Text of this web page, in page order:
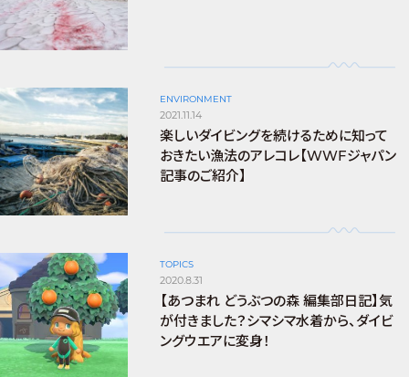
ENVIRONMENT
2021.11.14
楽しいダイビングを続けるために知って
おきたい漁法のアレコレ【WWFジャパン
記事のご紹介】
TOPICS
2020.8.31
【あつまれ どうぶつの森 編集部日記】気
が付きました？シマシマ水着から、ダイビ
ングウエアに変身！